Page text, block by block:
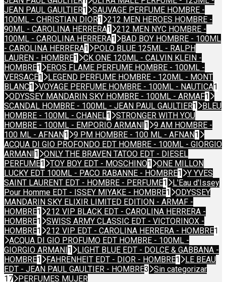
JEAN PAUL GAULTIER1
SAUVAGE PERFUME HOMBRE -
100ML - CHRISTIAN DIOR1
212 MEN HEROES HOMBRE -
90ML - CAROLINA HERRERA1
212 MEN NYC HOMBRE -
100ML - CAROLINA HERRERA1
BAD BOY HOMBRE - 100ML
- CAROLINA HERRERA1
POLO BLUE 125ML - RALPH
LAUREN - HOMBRE1
CK ONE 120ML - CALVIN KLEIN -
HOMBRE1
EROS FLAME PERFUME HOMBRE - 100ML -
VERSACE1
LEGEND PERFUME HOMBRE - 120ML - MONT
BLANC1 VOYAGE PERFUME HOMBRE - 100ML - NAUTICA1
ODYSSEY MANDARIN SKY HOMBRE - 100ML - ARMAF1
SCANDAL HOMBRE - 100ML - JEAN PAUL GAULTIER1
BLEU
HOMBRE - 100ML - CHANEL1
STRONGER WITH YOU
HOMBRE - 100ML - EMPORIO ARMANI 1
9 AM HOMBRE -
100 ML - AFNAN1 9 PM HOMBRE - 100 ML - AFNAN1
ACQUA DI GIO PROFONDO EDT HOMBRE - 100ML - GIORGIO
ARMANI 1
ONLY THE BRAVEN TATOO EDT - DIESEL
PERFUME1 TOY BOY EDT - MOSCHINO1
ONE MILLON
LUCKY EDT 100ML - PACO RABANNE - HOMBRE1
Y YVES
SAINT LAURENT EDT - HOMBRE - PERFUME1
L'Eau d'Issey
Pour Homme EDT - ISSEY MIYAKE - HOMBRE1
ODYSSEY
MANDARIN SKY ELIXIR LIMITED EDITION - ARMAF -
HOMBRE1
212 VIP BLACK EDT - CAROLINA HERRERA -
HOMBRE1
SWISS ARMY CLASSIC EDT - VICTORINOX -
HOMBRE1 212 VIP EDT - CAROLINA HERRERA - HOMBRE1
ACQUA DI GIO PROFUMO EDT HOMBRE - 100ML -
GIORGIO ARMANI 1
LIGHT BLUE EDT - DOLCE & GABBANA -
HOMBRE1 FAHRENHEIT EDT - DIOR - HOMBRE1
LE BEAU
EDT - JEAN PAUL GAULTIER - HOMBRE3
Sin categorizar
17
PERFUMES MUJER